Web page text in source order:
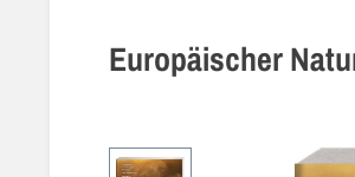
Europäischer